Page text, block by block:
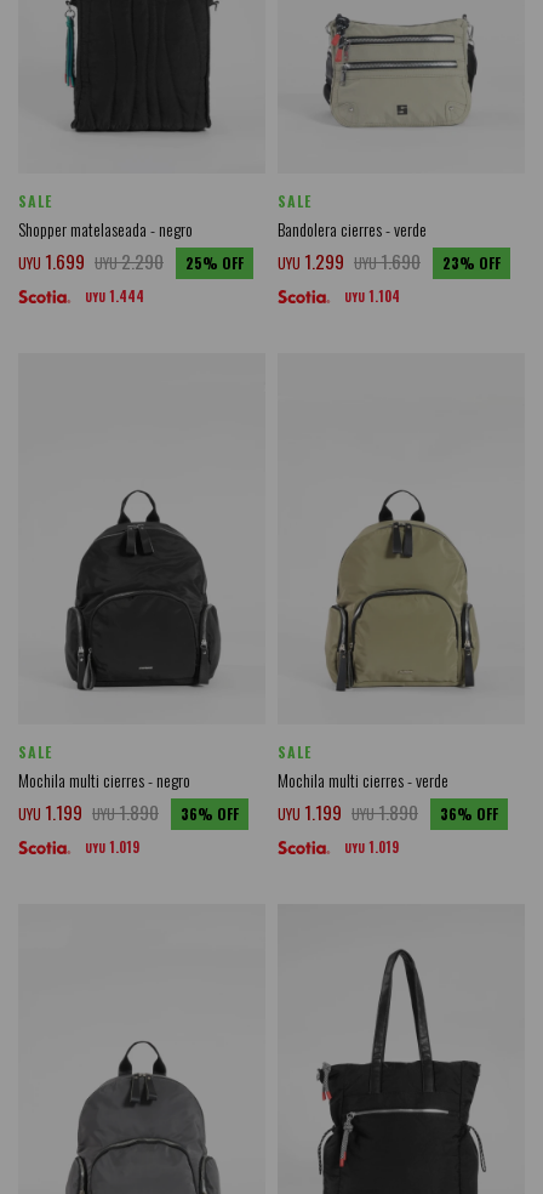
SALE
Shopper matelaseada - negro
UYU 1.699 UYU2.290 25
UYU 1.444
SALE
Bandolera cierres - verde
UYU 1.299 UYU1.690 23
UYU 1.104
SALE
Mochila multi cierres - negro
UYU 1.199 UYU1.890 36
UYU 1.019
SALE
Mochila multi cierres - verde
UYU 1.199 UYU1.890 36
UYU 1.019